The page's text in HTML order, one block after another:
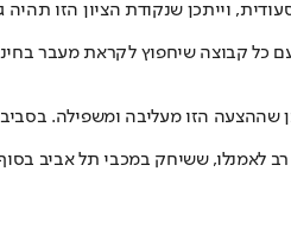
וייתכן שנקודת הציון הזו
רשאי לנהל מגעים עם כל קבוצה שיחפוץ
שערים ב-21 הופעות בכל המסגרות, בנזמה טוען
לאמנלו, ששיחק במכבי תל אביב